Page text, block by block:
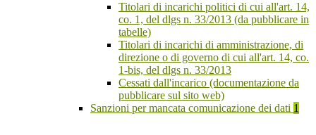
Titolari di incarichi politici di cui all'art. 14,
co. 1, del dlgs n. 33/2013 (da pubblicare in
tabelle)
Titolari di incarichi di amministrazione, di
direzione o di governo di cui all'art. 14, co.
1-bis, del dlgs n. 33/2013
Cessati dall'incarico (documentazione da
pubblicare sul sito web)
Sanzioni per mancata comunicazione dei dati 1